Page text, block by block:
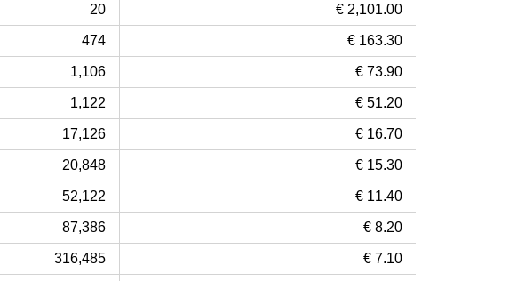
20 € 2,101.00
474 € 163.30
1,106 € 73.90
1,122 € 51.20
17,126 € 16.70
20,848 € 15.30
52,122 € 11.40
87,386 € 8.20
316,485 € 7.10